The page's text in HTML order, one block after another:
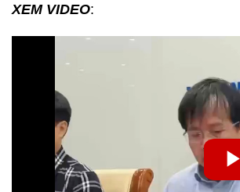
XEM VIDEO: